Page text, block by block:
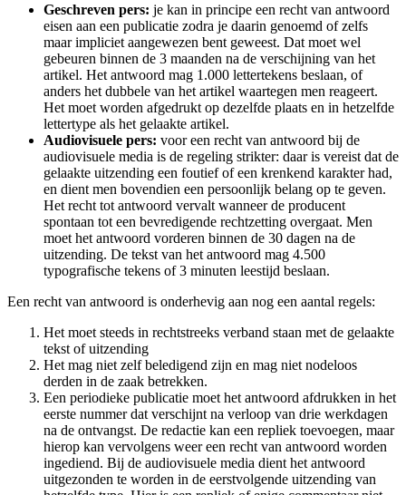
Geschreven pers: je kan in principe een recht van antwoord
eisen aan een publicatie zodra je daarin genoemd of zelfs
maar impliciet aangewezen bent geweest. Dat moet wel
gebeuren binnen de 3 maanden na de verschijning van het
artikel. Het antwoord mag 1.000 lettertekens beslaan, of
anders het dubbele van het artikel waartegen men reageert.
Het moet worden afgedrukt op dezelfde plaats en in hetzelfde
lettertype als het gelaakte artikel.
Audiovisuele pers: voor een recht van antwoord bij de
audiovisuele media is de regeling strikter: daar is vereist dat de
gelaakte uitzending een foutief of een krenkend karakter had,
en dient men bovendien een persoonlijk belang op te geven.
Het recht tot antwoord vervalt wanneer de producent
spontaan tot een bevredigende rechtzetting overgaat. Men
moet het antwoord vorderen binnen de 30 dagen na de
uitzending. De tekst van het antwoord mag 4.500
typografische tekens of 3 minuten leestijd beslaan.
Een recht van antwoord is onderhevig aan nog een aantal regels:
Het moet steeds in rechtstreeks verband staan met de gelaakte
tekst of uitzending
Het mag niet zelf beledigend zijn en mag niet nodeloos
derden in de zaak betrekken.
Een periodieke publicatie moet het antwoord afdrukken in het
eerste nummer dat verschijnt na verloop van drie werkdagen
na de ontvangst. De redactie kan een repliek toevoegen, maar
hierop kan vervolgens weer een recht van antwoord worden
ingediend. Bij de audiovisuele media dient het antwoord
uitgezonden te worden in de eerstvolgende uitzending van